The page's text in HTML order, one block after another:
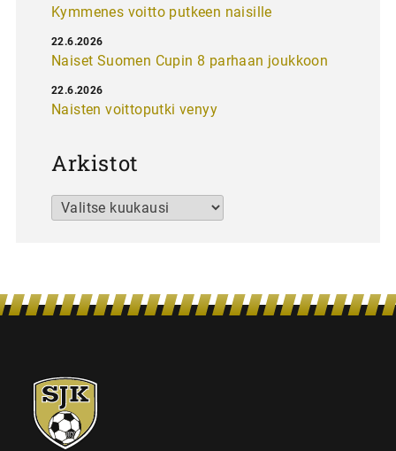
Kymmenes voitto putkeen naisille
Naiset Suomen Cupin 8 parhaan joukkoon
22.6.2026
Naisten voittoputki venyy
22.6.2026
Arkistot
Arkistot
SJK-
juniorit